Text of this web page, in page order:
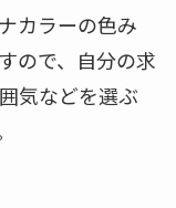
カラーの色み
ので、自分の求
気などを選ぶ